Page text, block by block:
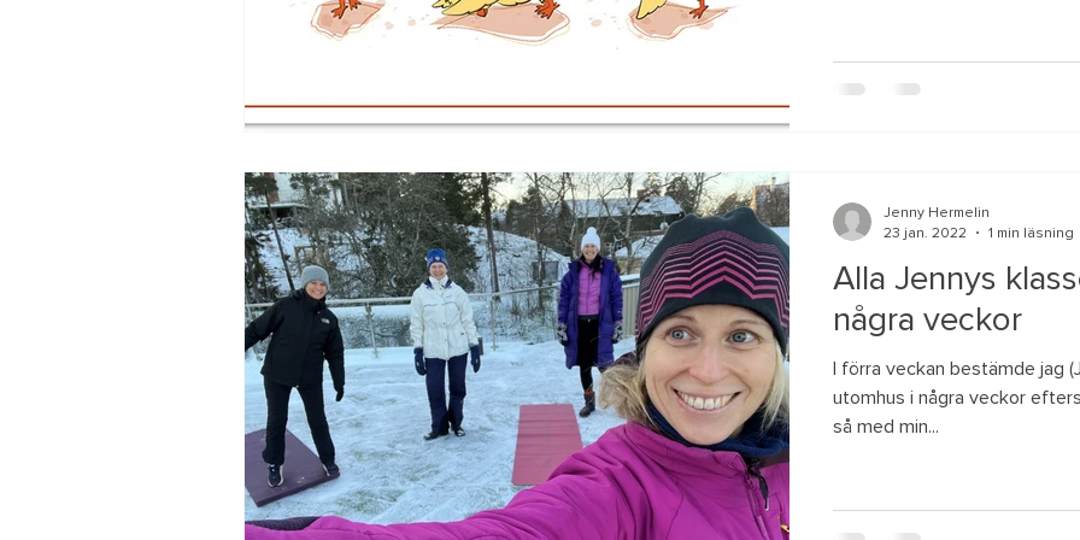
Alla Jennys
några veckor
I förra veckan bestämde jag
utomhus i några veckor
så med min...
Jenny Hermelin
23 jan. 2022
1 min läsning